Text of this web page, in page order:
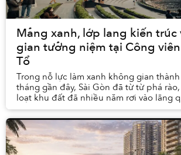
Mảng xanh, lớp lang kiến trúc
gian tưởng niệm tại Công viên
Tổ
Trong nỗ lực làm xanh không gian
tháng gần đây, Sài Gòn đã từ từ phá
loạt khu đất đã nhiều năm rơi vào lãng
treo thành công viên phục vụ người